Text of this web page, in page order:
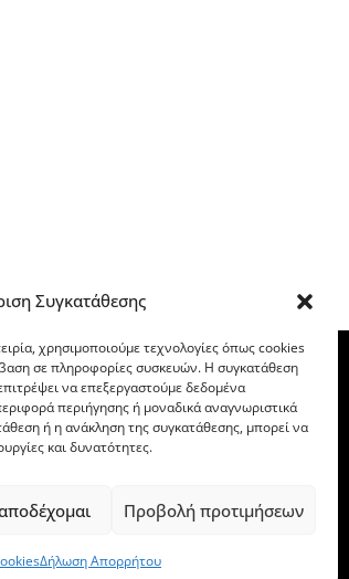
Συγκατάθεσης
χρησιμοποιούμε τεχνολογίες όπως cookies
σε πληροφορίες συσκευών. Η συγκατάθεση
να επεξεργαστούμε δεδομένα
περιήγησης ή μοναδικά αναγνωριστικά
ή η ανάκληση της συγκατάθεσης, μπορεί να
και δυνατότητες.
Προβολή προτιμήσεων
Δήλωση Απορρήτου